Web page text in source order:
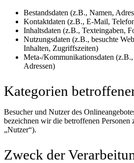
Bestandsdaten (z.B., Namen,
Kontaktdaten (z.B., E-Mail,
Inhaltsdaten (z.B., Texteingaben,
Nutzungsdaten (z.B., besuchte
Inhalten, Zugriffszeiten)
Meta-/Kommunikationsdaten
Adressen)
Kategorien
Besucher und Nutzer des
bezeichnen wir die betroffenen Personen
„Nutzer“).
Zweck der